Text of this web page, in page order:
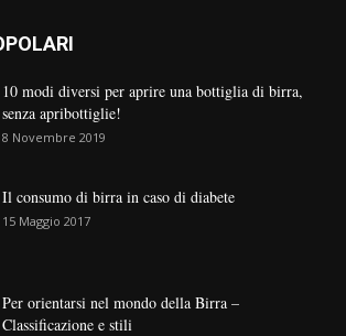
10 modi diversi per aprire una bottiglia di birra,
senza apribottiglie!
8 Novembre 2019
Il consumo di birra in caso di diabete
15 Maggio 2017
Per orientarsi nel mondo della Birra –
Classificazione e stili